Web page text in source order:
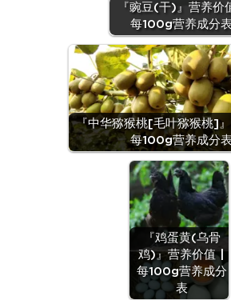
『豌豆(干)』营养价
每100g营养成分
『中华猕猴桃[毛叶猕猴桃]
每100g营养成分
『鸡蛋黄(乌骨
鸡)』营养价值 |
每100g营养成分
表
『香橙水果馅
饼』营养价值 |